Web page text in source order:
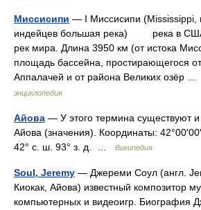
Миссисипи — I Миссисипи (Mississippi,
индейцев большая река) река в
рек мира. Длина 3950 км (от истока
площадь бассейна, простирающегося
Аппалачей и от района Великих озёр …
энциклопедия
Айова — У этого термина существуют и
Айова (значения). Координаты:
42° с. ш. 93° з. д. …
Википедия
Soul, Jeremy — Джереми Соул (англ.
Киокак, Айова) известный композитор
компьютерных и видеоигр. Биография